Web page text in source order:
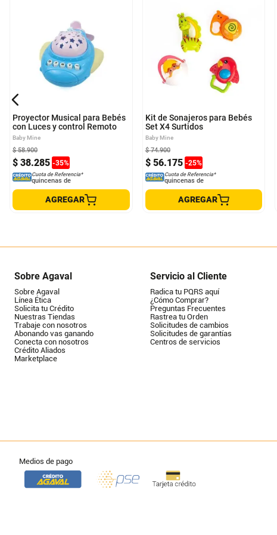
Proyector Musical para Bebés
con Luces y control Remoto
Baby Mine
$ 38.285 -35%
$ 58.900
Cuota de Referencia*
quincenas de
AGREGAR
Kit de Sonajeros para Bebés
Set X4 Surtidos
Baby Mine
$ 56.175 -25%
$ 74.900
Cuota de Referencia*
quincenas de
AGREGAR
Sobre Agaval
Sobre Agaval
Línea Ética
Solicita tu Crédito
Nuestras Tiendas
Trabaje con nosotros
Abonando vas ganando
Conecta con nosotros
Crédito Aliados
Marketplace
Servicio al Cliente
Radica tu PQRS aquí
¿Cómo Comprar?
Preguntas Frecuentes
Rastrea tu Orden
Solicitudes de cambios
Solicitudes de garantías
Centros de servicios
Medios de pago